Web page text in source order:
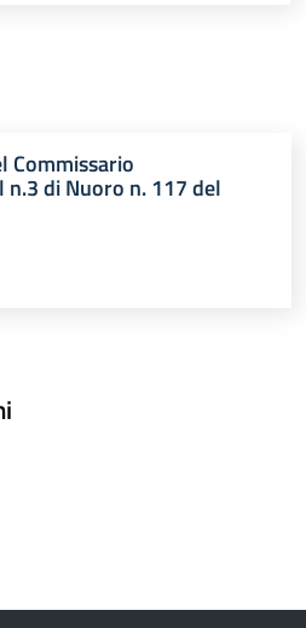
Commissario
di Nuoro n. 117 del